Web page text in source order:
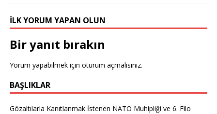
İLK YORUM YAPAN OLUN
Bir yanıt bırakın
Yorum yapabilmek için oturum açmalısınız.
BAŞLIKLAR
Gözaltılarla Kanıtlanmak İstenen NATO Muhipliği ve 6. Filo